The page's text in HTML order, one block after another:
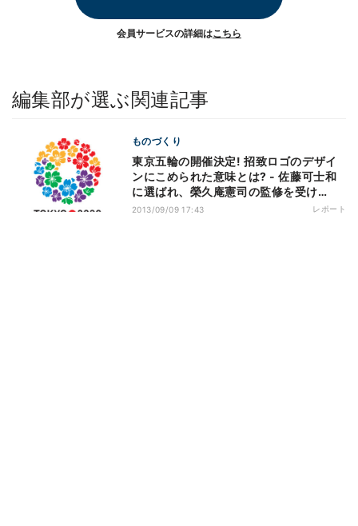
会員サービスの詳細はこちら
編集部が選ぶ関連記事
ものづくり
東京五輪の開催決定! 招致ロゴのデザイ
ンにこめられた意味とは? - 佐藤可士和
に選ばれ、榮久庵憲司の監修を受け
た"桜のリース"
2013/09/09 17:43 レポート